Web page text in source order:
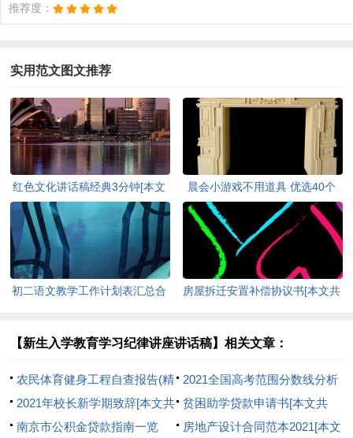
推荐度：
实用范文图文推荐
红色文化讲话稿经典3分钟[本文
晨会小游戏不用道具 优选40个
[本文共8316字]
初二语文教学工作计划表汇总合
房屋拆迁安置补偿协议书[本文共
【新生入学教育学习纪律讲座讲话稿】相关文章：
农民体育健身工程自查报告(精
选多篇)[本文共5188字]
2021全国高考范围分数线分析
预测[本文共1811字]
2021年校长新学期致辞[本文共
5800字]
贫困助学贷款申请书[本文共
9420字]
南京市公积金贷款指南一览 房地产设计合同范本2021[本文